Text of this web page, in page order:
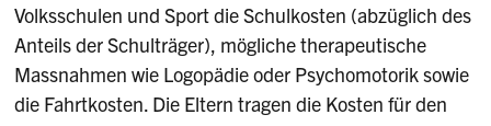
Volksschulen und Sport die Schulkosten (abzüglich des
Anteils der Schulträger), mögliche therapeutische
Massnahmen wie Logopädie oder Psychomotorik sowie
die Fahrtkosten. Die Eltern tragen die Kosten für den